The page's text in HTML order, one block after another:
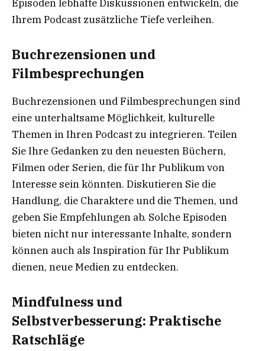
Episoden lebhafte Diskussionen entwickeln, die
Ihrem Podcast zusätzliche Tiefe verleihen.
Buchrezensionen und
Filmbesprechungen
Buchrezensionen und Filmbesprechungen sind
eine unterhaltsame Möglichkeit, kulturelle
Themen in Ihren Podcast zu integrieren. Teilen
Sie Ihre Gedanken zu den neuesten Büchern,
Filmen oder Serien, die für Ihr Publikum von
Interesse sein könnten. Diskutieren Sie die
Handlung, die Charaktere und die Themen, und
geben Sie Empfehlungen ab. Solche Episoden
bieten nicht nur interessante Inhalte, sondern
können auch als Inspiration für Ihr Publikum
dienen, neue Medien zu entdecken.
Mindfulness und
Selbstverbesserung: Praktische
Ratschläge